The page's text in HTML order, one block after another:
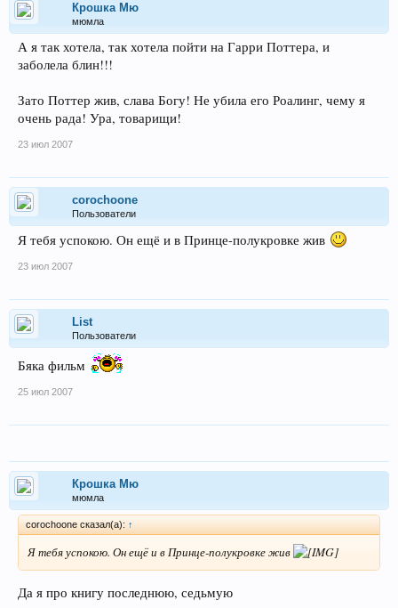
Крошка Мю
мюмла
А я так хотела, так хотела пойти на Гарри Поттера, и
заболела блин!!!
Зато Поттер жив, слава Богу! Не убила его Роалинг, чему я
очень рада! Ура, товарищи!
23 июл 2007
corochoone
Пользователи
Я тебя успокою. Он ещё и в Принце-полукровке жив
23 июл 2007
List
Пользователи
Бяка фильм
25 июл 2007
Крошка Мю
мюмла
corochoone сказал(а): ↑
Я тебя успокою. Он ещё и в Принце-полукровке жив
Да я про книгу последнюю, седьмую